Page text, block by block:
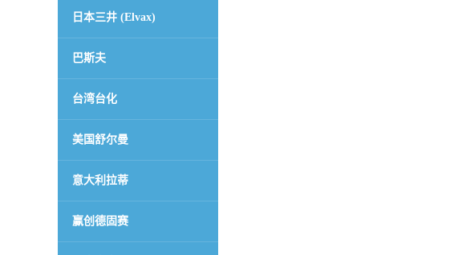
日本三井 (Elvax)
巴斯夫
台湾台化
美国舒尔曼
意大利拉蒂
赢创德固赛